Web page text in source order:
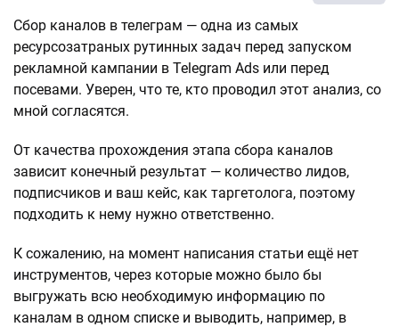
Сбор каналов в телеграм — одна из самых
ресурсозатраных рутинных задач перед запуском
рекламной кампании в Telegram Ads или перед
посевами. Уверен, что те, кто проводил этот анализ, со
мной согласятся.
От качества прохождения этапа сбора каналов
зависит конечный результат — количество лидов,
подписчиков и ваш кейс, как таргетолога, поэтому
подходить к нему нужно ответственно.
К сожалению, на момент написания статьи ещё нет
инструментов, через которые можно было бы
выгружать всю необходимую информацию по
каналам в одном списке и выводить, например, в